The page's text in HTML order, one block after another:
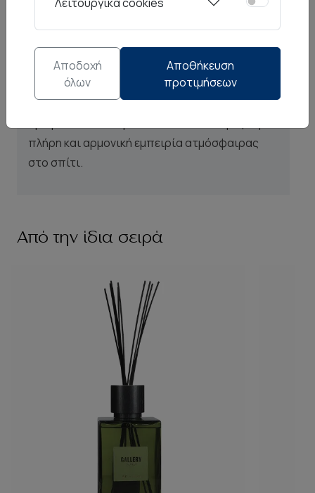
ιδανικό για την κουζίνα ή το τραπέζι σας.
Τα sticks προσφέρουν σταθερή, λεπτή
απόδοση αρώματος χωρίς να χρειάζεται
αναστροφή· για πιο έντονο αποτέλεσμα,
απλώς τα γυρίζετε πιο συχνά. Συνδυάστε τα
πλήρη και αρμονική εμπειρία ατμόσφαιρας
στο σπίτι.
Από την ίδια σειρά
Αποδοχή
όλων
Αποθήκευση
προτιμήσεων